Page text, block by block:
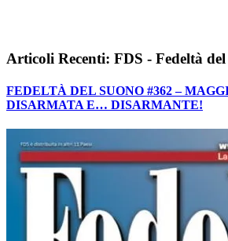
Articoli Recenti: FDS - Fedeltà
FEDELTÀ DEL SUONO #362 –
DISARMATA E… DISARMANTE!